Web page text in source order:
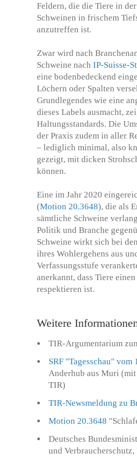
Feldern, die die Tiere in
Schweinen in frischem
anzutreffen ist.
Zwar wird nach
Schweine nach IP-Suisse-
eine bodenbedeckend
Löchern oder Spalten
Grundlegendes wie eine
dieses Labels ausmacht,
Haltungsstandards. Die
der Praxis zudem in aller
– lediglich minimal, also
gezeigt, mit dicken
können.
Eine im Jahr 2020
(Motion 20.3648), die als
sämtliche Schweine
Politik und Branche
Schweine wirkt sich bei
ihres Wohlergehens aus
Verfassungsstufe
anerkannt, dass Tiere
respektieren ist.
Weitere
TIR-Argumentarium
SRF "Tagesschau" vom
Anderhub aus Muri
TIR)
TIR-Newsmeldung zu
Motion 20.3648
Deutsches
und Verbraucherschutz,